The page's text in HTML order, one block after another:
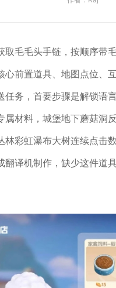
取毛毛头手链，按顺序带
心前置道具、地图点位、
任务，首要步骤是解锁语
属材料，城堡地下蘑菇洞
林彩虹瀑布大树连续点击
翻译机制作，缺少这件道